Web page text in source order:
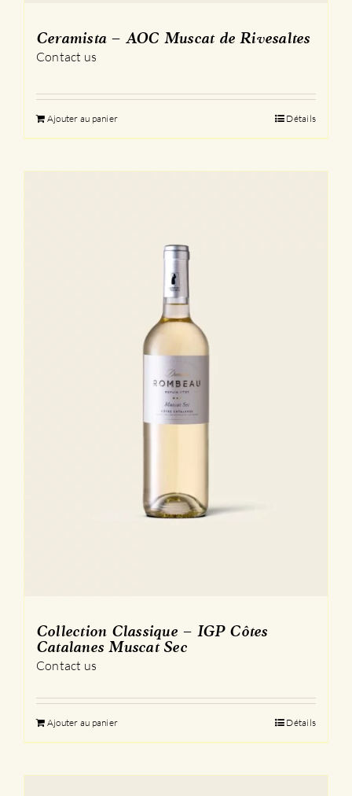
Ceramista – AOC Muscat de Rivesaltes
Contact us
Ajouter au panier Détails
Collection Classique – IGP Côtes
Catalanes Muscat Sec
Contact us
Ajouter au panier Détails